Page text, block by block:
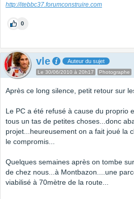
http://itebbc37.forumconstruire.com
0
vle Auteur du sujet
Le 30/06/2010 à 20h17 Photographe
Après ce long silence, petit retour sur
Le PC a été refusé à cause du proprio
tous un tas de petites choses...donc
projet...heureusement on a fait joué la
le compromis...
Quelques semaines après on tombe
de chez nous...à Montbazon....une
viabilisé à 70mètre de la route...